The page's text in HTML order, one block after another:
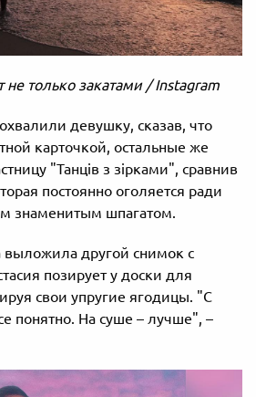
не только закатами / Instagram
девушку, сказав, что
карточкой, остальные же
"Танців з зірками", сравнив
постоянно оголяется ради
знаменитым шпагатом.
выложила другой снимок с
позирует у доски для
свои упругие ягодицы. "С
понятно. На суше – лучше", –